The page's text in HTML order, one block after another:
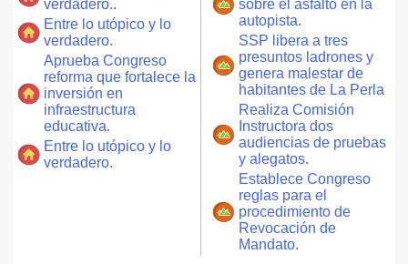
verdadero..
Entre lo utópico y lo
verdadero.
Aprueba Congreso
reforma que fortalece la
inversión en
infraestructura
educativa.
Entre lo utópico y lo
verdadero.
sobre el asfalto en la
autopista.
SSP libera a tres
presuntos ladrones y
genera malestar de
habitantes de La Perla
Realiza Comisión
Instructora dos
audiencias de pruebas
y alegatos.
Establece Congreso
reglas para el
procedimiento de
Revocación de
Mandato.